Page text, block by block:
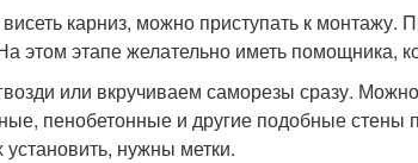
карниз, можно приступать к монтажу.
этом этапе желательно иметь помощника,
или вкручиваем саморезы сразу.
пенобетонные и другие подобные стены
нужны метки.